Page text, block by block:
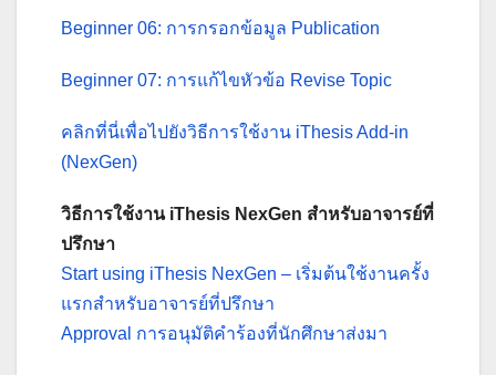
Beginner 06: การกรอกข้อมูล Publication
Beginner 07: การแก้ไขหัวข้อ Revise Topic
คลิกที่นี่เพื่อไปยังวิธีการใช้งาน iThesis Add-in
(NexGen)
วิธีการใช้งาน iThesis NexGen สำหรับอาจารย์ที่
ปรึกษา
Start using iThesis NexGen – เริ่มต้นใช้งานครั้ง
แรกสำหรับอาจารย์ที่ปรึกษา
Approval การอนุมัติคำร้องที่นักศึกษาส่งมา